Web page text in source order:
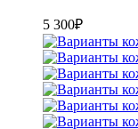
5 300₽